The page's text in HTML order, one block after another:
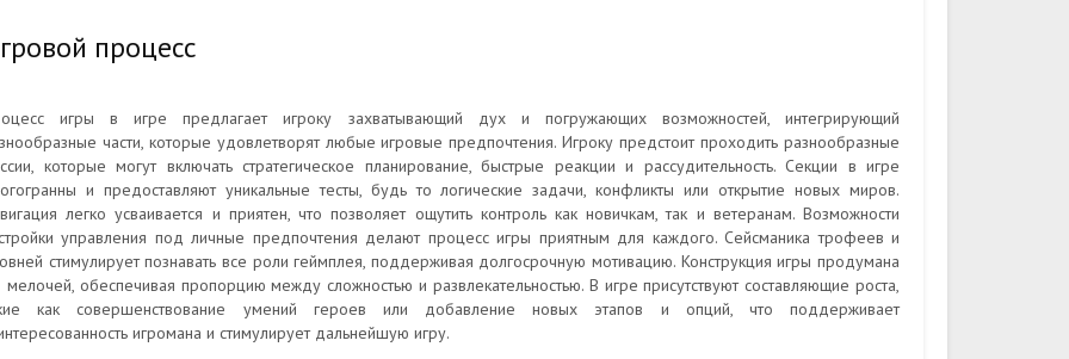
процесс
игры в игре предлагает игроку захватывающий дух и погружающих возможностей, интегрирующий
части, которые удовлетворят любые игровые предпочтения. Игроку предстоит проходить разнообразные
которые могут включать стратегическое планирование, быстрые реакции и рассудительность. Секции в игре
и предоставляют уникальные тесты, будь то логические задачи, конфликты или открытие новых миров.
легко усваивается и приятен, что позволяет ощутить контроль как новичкам, так и ветеранам. Возможности
управления под личные предпочтения делают процесс игры приятным для каждого. Сейсманика трофеев и
стимулирует познавать все роли геймплея, поддерживая долгосрочную мотивацию. Конструкция игры продумана
обеспечивая пропорцию между сложностью и развлекательностью. В игре присутствуют составляющие роста,
как совершенствование умений героев или добавление новых этапов и опций, что поддерживает
игромана и стимулирует дальнейшую игру.